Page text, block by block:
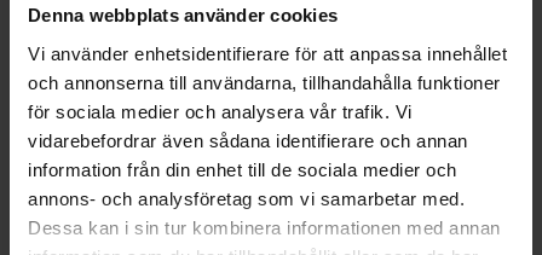
Denna webbplats använder cookies
Vi använder enhetsidentifierare för att anpassa innehållet
och annonserna till användarna, tillhandahålla funktioner
för sociala medier och analysera vår trafik. Vi
vidarebefordrar även sådana identifierare och annan
information från din enhet till de sociala medier och
annons- och analysföretag som vi samarbetar med.
Dessa kan i sin tur kombinera informationen med annan
Bli den första att lämna ett omdöme.
Populära produkter